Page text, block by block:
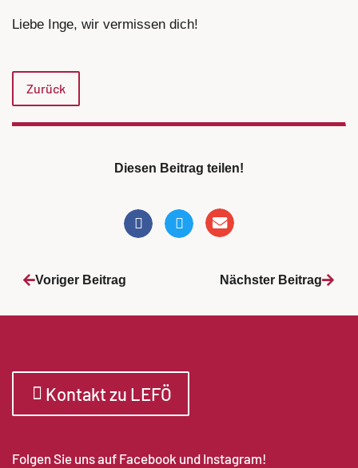
Liebe Inge, wir vermissen dich!
Zurück
Diesen Beitrag teilen!
Voriger Beitrag Nächster Beitrag
Kontakt zu LEFÖ
Folgen Sie uns auf Facebook und Instagram!